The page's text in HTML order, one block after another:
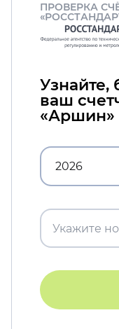
ПРОВЕРКА
Узнайте,
ваш
«Аршин»